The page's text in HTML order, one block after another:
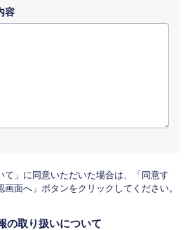
容
て」に同意いただいた場合は、「同意す
面へ」ボタンをクリックしてください。
の取り扱いについて